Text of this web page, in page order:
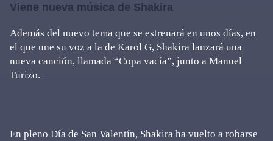
Viene nueva música de Shakira
Además del nuevo tema que se estrenará en unos días, en
el que une su voz a la de Karol G, Shakira lanzará una
nueva canción, llamada “Copa vacía”, junto a Manuel
Turizo.
En pleno Día de San Valentín, Shakira ha vuelto a robarse